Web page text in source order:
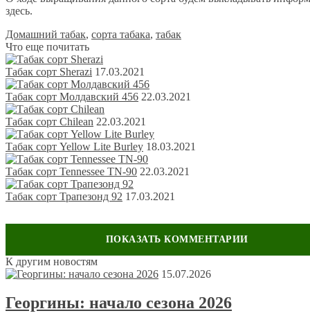
здесь.
Домашний табак, сорта табака, табак
Что еще почитать
Табак сорт Sherazi 17.03.2021
Табак сорт Молдавский 456 22.03.2021
Табак сорт Chilean 22.03.2021
Табак сорт Yellow Lite Burley 18.03.2021
Табак сорт Tennessee TN-90 22.03.2021
Табак сорт Трапезонд 92 17.03.2021
Оставить комментарий
Ваш адрес email не будет опубликован.
Обязательные поля
К другим новостям
15.07.2026
Георгины: начало сезона 2026